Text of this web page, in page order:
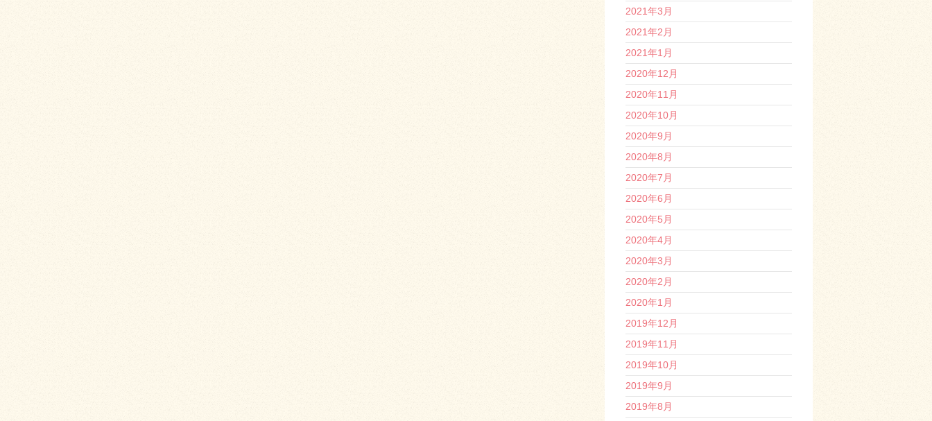
2021年3月
2021年2月
2021年1月
2020年12月
2020年11月
2020年10月
2020年9月
2020年8月
2020年7月
2020年6月
2020年5月
2020年4月
2020年3月
2020年2月
2020年1月
2019年12月
2019年11月
2019年10月
2019年9月
2019年8月